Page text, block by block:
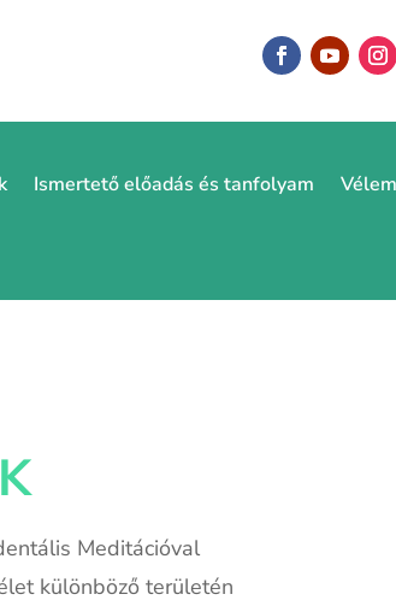
Ismertető előadás és tanfolyam
Meditációval
különböző területén